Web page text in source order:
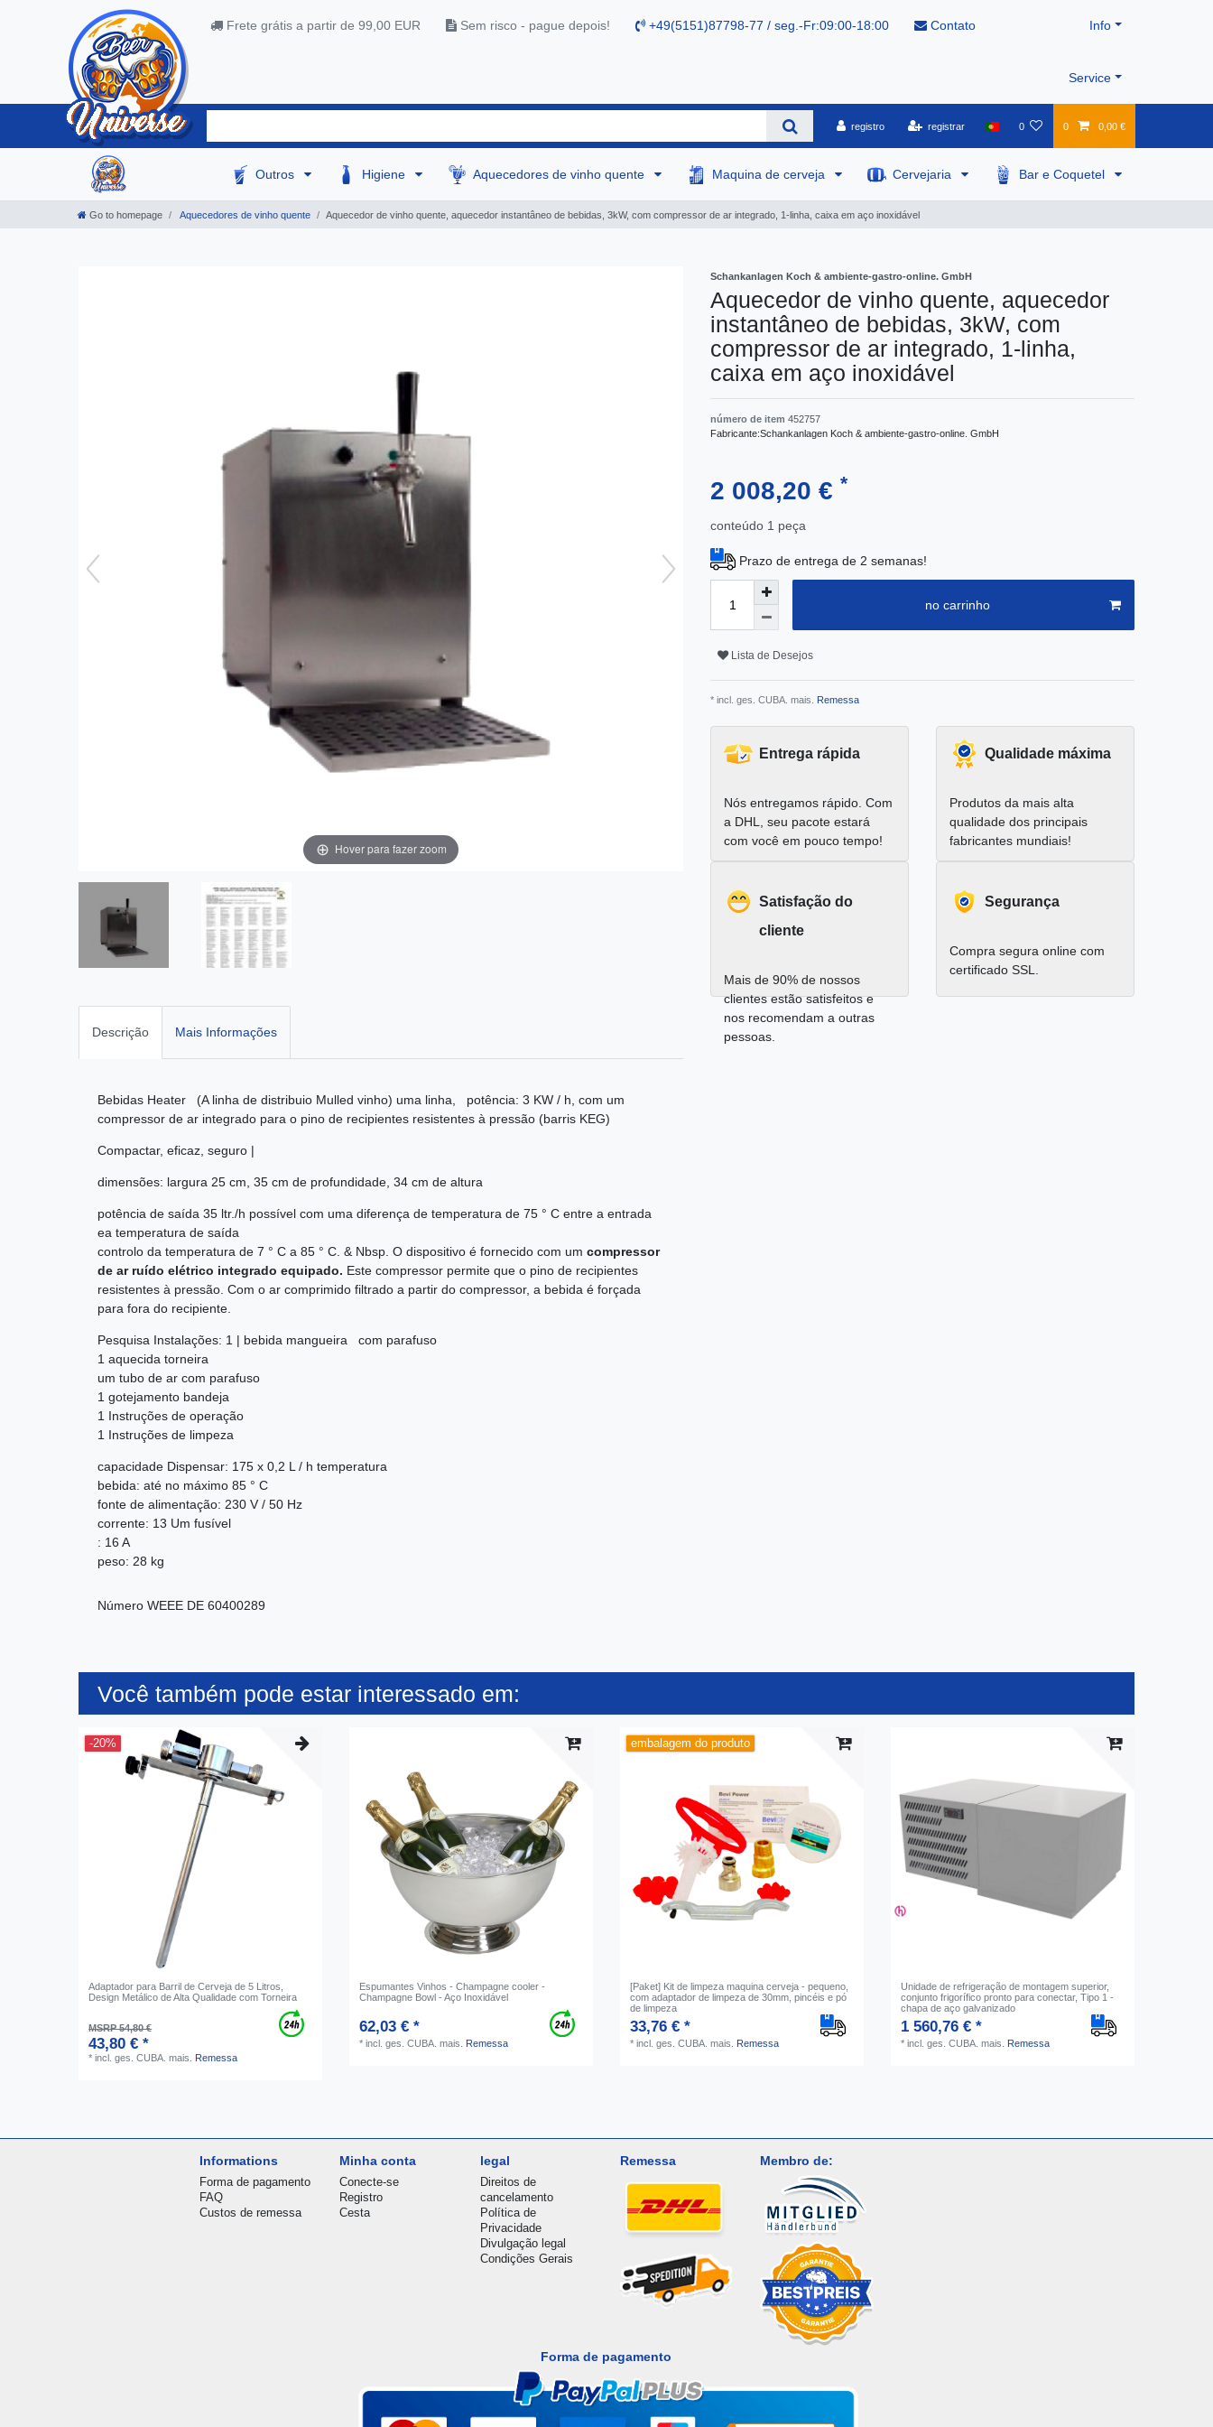
Frete grátis a partir de 99,00 EUR Sem risco - pague depois! +49(5151)87798-77 / seg.-Fr:09:00-18:00 Contato Info
Service
registro registrar 0 0 0,00 €
Outros Higiene Aquecedores de vinho quente Maquina de cerveja Cervejaria Bar e Coquetel
Go to homepage Aquecedores de vinho quente Aquecedor de vinho quente, aquecedor instantâneo de bebidas, 3kW, com compressor de ar integrado, 1-linha, caixa em aço inoxidável
Hover para fazer zoom
Descrição Mais Informações
Bebidas Heater (A linha de distribuio Mulled vinho) uma linha, potência: 3 KW / h, com um
compressor de ar integrado para o pino de recipientes resistentes à pressão (barris KEG)
Compactar, eficaz, seguro |
dimensões: largura 25 cm, 35 cm de profundidade, 34 cm de altura
potência de saída 35 ltr./h possível com uma diferença de temperatura de 75 ° C entre a entrada
ea temperatura de saída
controlo da temperatura de 7 ° C a 85 ° C. & Nbsp. O dispositivo é fornecido com um compressor
de ar ruído elétrico integrado equipado. Este compressor permite que o pino de recipientes
resistentes à pressão. Com o ar comprimido filtrado a partir do compressor, a bebida é forçada
para fora do recipiente.
Pesquisa Instalações: 1 | bebida mangueira com parafuso
1 aquecida torneira
um tubo de ar com parafuso
1 gotejamento bandeja
1 Instruções de operação
1 Instruções de limpeza
capacidade Dispensar: 175 x 0,2 L / h temperatura
bebida: até no máximo 85 ° C
fonte de alimentação: 230 V / 50 Hz
corrente: 13 Um fusível
: 16 A
peso: 28 kg
Número WEEE DE 60400289
Schankanlagen Koch & ambiente-gastro-online. GmbH
Aquecedor de vinho quente, aquecedor
instantâneo de bebidas, 3kW, com
compressor de ar integrado, 1-linha,
caixa em aço inoxidável
número de item 452757
Fabricante:Schankanlagen Koch & ambiente-gastro-online. GmbH
2 008,20 € *
conteúdo 1 peça
Prazo de entrega de 2 semanas!
no carrinho
Lista de Desejos
* incl. ges. CUBA. mais. Remessa
Entrega rápida
Nós entregamos rápido. Com
a DHL, seu pacote estará
com você em pouco tempo!
Qualidade máxima
Produtos da mais alta
qualidade dos principais
fabricantes mundiais!
Satisfação do
cliente
Mais de 90% de nossos
clientes estão satisfeitos e
nos recomendam a outras
pessoas.
Segurança
Compra segura online com
certificado SSL.
Você também pode estar interessado em:
-20%
Adaptador para Barril de Cerveja de 5 Litros,
Design Metálico de Alta Qualidade com Torneira
MSRP 54,80 €
43,80 € *
*incl. ges. CUBA. mais. Remessa
Espumantes Vinhos - Champagne cooler -
Champagne Bowl - Aço Inoxidável
62,03 € *
*incl. ges. CUBA. mais. Remessa
embalagem do produto
[Paket] Kit de limpeza maquina cerveja - pequeno,
com adaptador de limpeza de 30mm, pincéis e pó
de limpeza
33,76 € *
*incl. ges. CUBA. mais. Remessa
Unidade de refrigeração de montagem superior,
conjunto frigorífico pronto para conectar, Tipo 1 -
chapa de aço galvanizado
1 560,76 € *
*incl. ges. CUBA. mais. Remessa
Informations
Forma de pagamento
FAQ
Custos de remessa
Minha conta
Conecte-se
Registro
Cesta
legal
Direitos de
cancelamento
Política de
Privacidade
Divulgação legal
Condições Gerais
Remessa Membro de:
Forma de pagamento